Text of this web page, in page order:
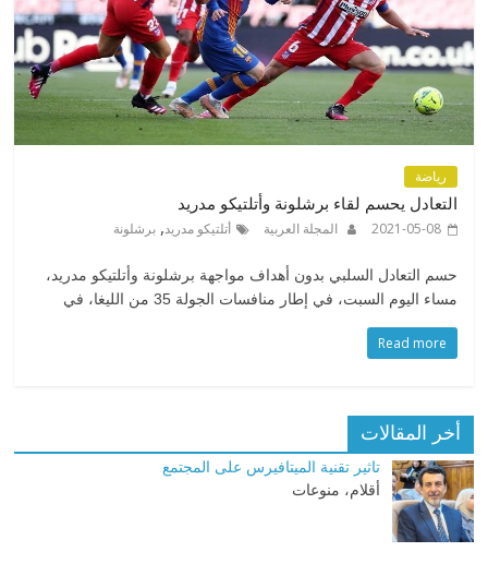
رياضة
التعادل يحسم لقاء برشلونة وأتلتيكو مدريد
2021-05-08
المجلة العربية أتلتيكو مدريد,برشلونة
حسم التعادل السلبي بدون أهداف مواجهة برشلونة وأتلتيكو مدريد،
مساء اليوم السبت، في إطار منافسات الجولة 35 من الليغا، في
Read more
أخر المقالات
تاثير تقنية الميتافيرس على المجتمع
أقلام، منوعات